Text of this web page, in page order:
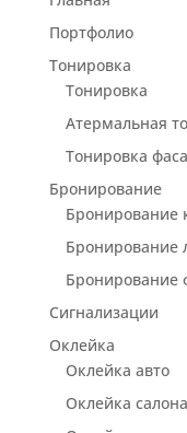
Портфолио
Тонировка
Тонировка
Атермальная
Тонировка
Бронирование
Бронирование
Бронирование
Бронирование
Сигнализации
Оклейка
Оклейка авто
Оклейка салона